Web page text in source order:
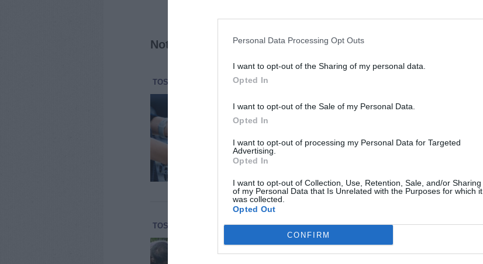
Personal Data Processing Opt Outs
I want to opt-out of the Sharing of my personal data.
Opted In
I want to opt-out of the Sale of my Personal Data.
Opted In
I want to opt-out of processing my Personal Data for Targeted
Advertising.
Opted In
I want to opt-out of Collection, Use, Retention, Sale, and/or Sharing
of my Personal Data that Is Unrelated with the Purposes for which it
was collected.
Opted Out
CONFIRM
Notizie correlate
TOSCANA ECONOMIA E LAVORO
Toscana: è tra le migliori in Italia
Se fino a ieri l’eccellenza italiana nel mondo era
cibo o il design, oggi il paradigma sta subendo
un’accelerazione decisiva: la scienza e la [...]
TOSCANA ECONOMIA E LAVORO 6 Agosto 2026
Vendemmia 2026, Marras: “La Toscana non
aspetta che siano gli eventi a decidere”